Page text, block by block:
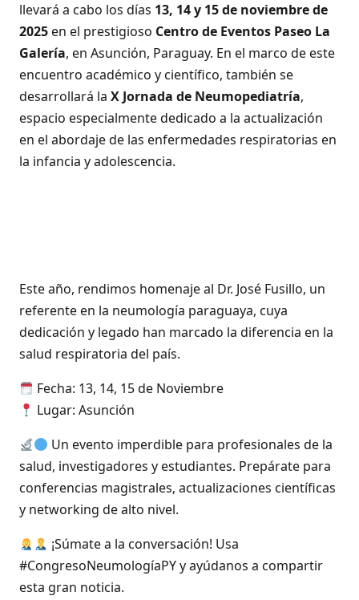
llevará a cabo los días 13, 14 y 15 de noviembre de
2025en el prestigioso Centro de Eventos Paseo La
Galería, en Asunción, Paraguay. En el marco de este
encuentro académico y científico, también se
desarrollará la X Jornada de Neumopediatría,
espacio especialmente dedicado a la actualización
en el abordaje de las enfermedades respiratorias en
la infancia y adolescencia.
Este año, rendimos homenaje al Dr. José Fusillo, un
referente en la neumología paraguaya, cuya
dedicación y legado han marcado la diferencia en la
salud respiratoria del país.
Fecha: 13, 14, 15 de Noviembre
Lugar: Asunción
Un evento imperdible para profesionales de la
salud, investigadores y estudiantes. Prepárate para
conferencias magistrales, actualizaciones científicas
y networking de alto nivel.
¡Súmate a la conversación! Usa
#CongresoNeumologíaPY y ayúdanos a compartir
esta gran noticia.